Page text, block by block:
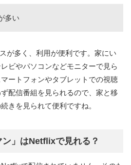
多い
が多く、利用が便利です。家にい
ビやパソコンなどモニターで見ら
ートフォンやタブレットでの視聴
配信番組を見られるので、家と移
きを見られて便利ですね。
」はNetflixで見れる？